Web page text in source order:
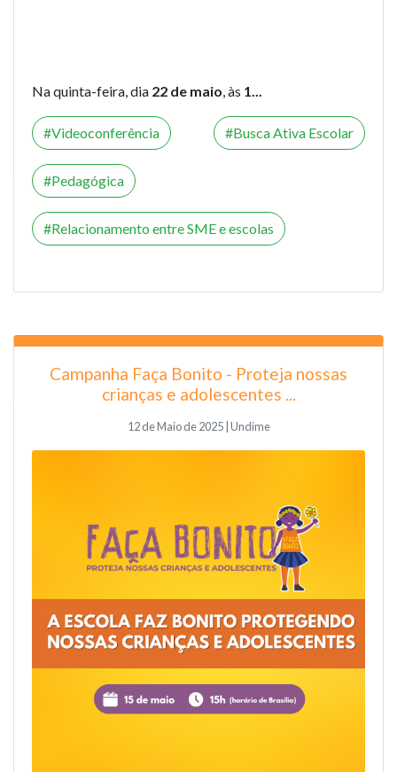
Na quinta-feira, dia 22 de maio , às 1...
Videoconferência Busca Ativa Escolar
Pedagógica
Relacionamento entre SME e escolas
Campanha Faça Bonito - Proteja nossas
crianças e adolescentes ...
12 de Maio de 2025 | Undime